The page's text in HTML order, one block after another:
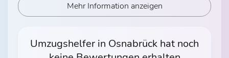
Mehr Information anzeigen
Umzugshelfer in Osnabrück hat noch